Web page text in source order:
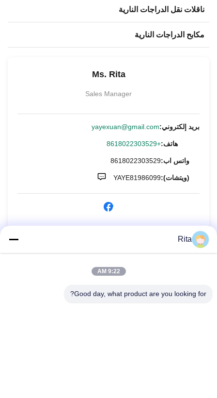
ناقلات نقل الدراجات النارية
مكابح الدراجات النارية
Ms. Rita
Sales Manager
بريد إلكتروني:yayexuan@gmail.com
هاتف:+8618022303529
واتس اب:8618022303529
(ويتشات):YAYE81986099
Rita
9:22 AM
Good day, what product are you looking for?